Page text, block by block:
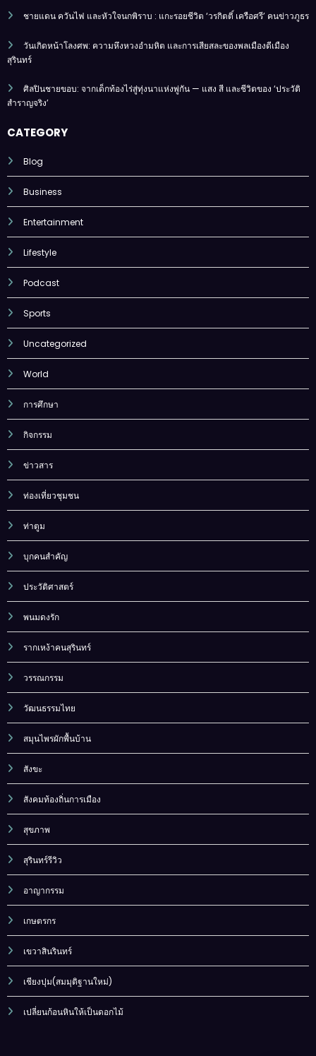
ชายแดน ควันไฟ และหัวใจนกพิราบ : แกะรอยชีวิต ‘วรกิตติ์ เครือศรี’ คนข่าวภูธร
วันเกิดหน้าโลงศพ: ความหึงหวงอำมหิต และการเสียสละของพลเมืองดีเมือง
สุรินทร์
ศิลปินชายขอบ: จากเด็กท้องไร่สู่ทุ่งนาแห่งพู่กัน — แสง สี และชีวิตของ ‘ประวัติ
สำราญจริง’
CATEGORY
Blog
Business
Entertainment
Lifestyle
Podcast
Sports
Uncategorized
World
การศึกษา
กิจกรรม
ข่าวสาร
ท่องเที่ยวชุมชน
ท่าตูม
บุกคนสำคัญ
ประวัติศาสตร์
พนมดงรัก
รากเหง้าคนสุรินทร์
วรรณกรรม
วัฒนธรรมไทย
สมุนไพรผักพื้นบ้าน
สังขะ
สังคมท้องถิ่นการเมือง
สุขภาพ
สุรินทร์รีวิว
อาญากรรม
เกษตรกร
เขวาสินรินทร์
เชียงปุม(สมมุติฐานใหม่)
เปลี่ยนก้อนหินให้เป็นดอกไม้